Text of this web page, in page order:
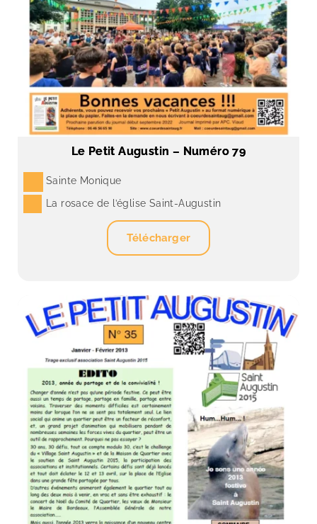
Le Petit Augustin – Numéro 79
Sainte Monique
La rosace de l’église Saint-Augustin
Télécharger